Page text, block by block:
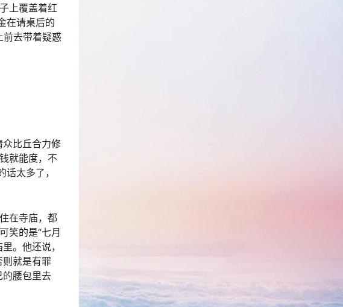
上覆盖着红
在请桌后的
前去带着疑惑
比丘合力修
就能度，不
太多了，
在寺庙，都
笑的是“七月
。他还说，
则就是有罪
的腰包里去